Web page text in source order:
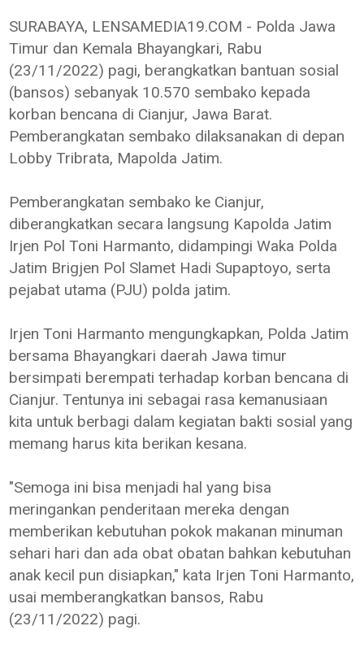
SURABAYA, LENSAMEDIA19.COM - Polda Jawa
Timur dan Kemala Bhayangkari, Rabu
(23/11/2022) pagi, berangkatkan bantuan sosial
(bansos) sebanyak 10.570 sembako kepada
korban bencana di Cianjur, Jawa Barat.
Pemberangkatan sembako dilaksanakan di depan
Lobby Tribrata, Mapolda Jatim.
Pemberangkatan sembako ke Cianjur,
diberangkatkan secara langsung Kapolda Jatim
Irjen Pol Toni Harmanto, didampingi Waka Polda
Jatim Brigjen Pol Slamet Hadi Supaptoyo, serta
pejabat utama (PJU) polda jatim.
Irjen Toni Harmanto mengungkapkan, Polda Jatim
bersama Bhayangkari daerah Jawa timur
bersimpati berempati terhadap korban bencana di
Cianjur. Tentunya ini sebagai rasa kemanusiaan
kita untuk berbagi dalam kegiatan bakti sosial yang
memang harus kita berikan kesana.
"Semoga ini bisa menjadi hal yang bisa
meringankan penderitaan mereka dengan
memberikan kebutuhan pokok makanan minuman
sehari hari dan ada obat obatan bahkan kebutuhan
anak kecil pun disiapkan," kata Irjen Toni Harmanto,
usai memberangkatkan bansos, Rabu
(23/11/2022) pagi.